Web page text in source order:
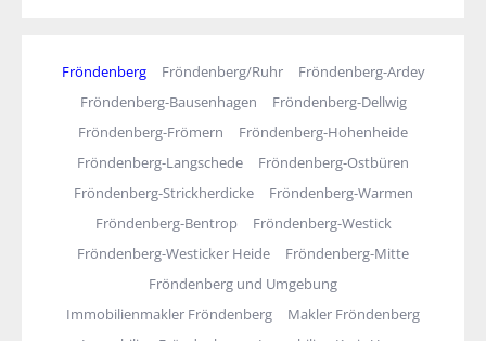
Fröndenberg Fröndenberg/Ruhr
Fröndenberg-Ardey
Fröndenberg-Bausenhagen
Fröndenberg-Dellwig
Fröndenberg-Frömern
Fröndenberg-Hohenheide
Fröndenberg-Langschede
Fröndenberg-Ostbüren
Fröndenberg-Strickherdicke
Fröndenberg-Warmen
Fröndenberg-Bentrop
Fröndenberg-Westick
Fröndenberg-Westicker Heide
Fröndenberg-Mitte
Fröndenberg und Umgebung
Immobilienmakler Fröndenberg
Makler Fröndenberg